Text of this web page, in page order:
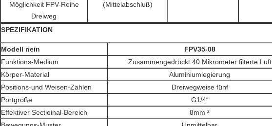
Möglichkeit FPV-Reihe
Dreiweg
(Mittelabschluß)
SPEZIFIKATION
Modell nein
FPV35-08
Funktions-Medium
Zusammengedrückt 40 Mikrometer filterte Luft
Körper-Material
Aluminiumlegierung
Positions-und Weisen-Zahlen
Dreiwegweise fünf
Portgröße
G1/4“
Effektiver Sectioinal-Bereich
8mm ²